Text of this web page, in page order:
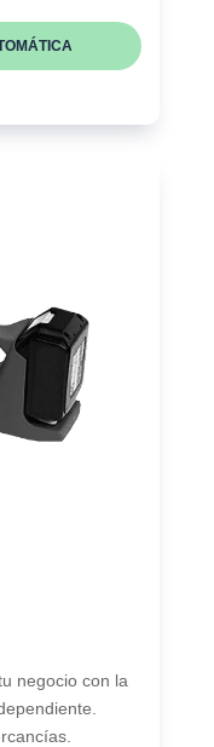
negocio con la